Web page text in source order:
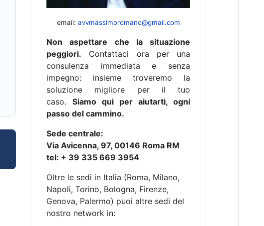
email: avvmassimoromano@gmail.com
Non aspettare che la situazione
peggiori. Contattaci ora per una
consulenza immediata e senza
impegno: insieme troveremo la
soluzione migliore per il tuo
caso. Siamo qui per aiutarti, ogni
passo del cammino.
Sede centrale:
Via Avicenna, 97, 00146 Roma RM
tel: + 39 335 669 3954
Oltre le sedi in Italia (Roma, Milano,
Napoli, Torino, Bologna, Firenze,
Genova, Palermo) puoi altre sedi del
nostro network in: